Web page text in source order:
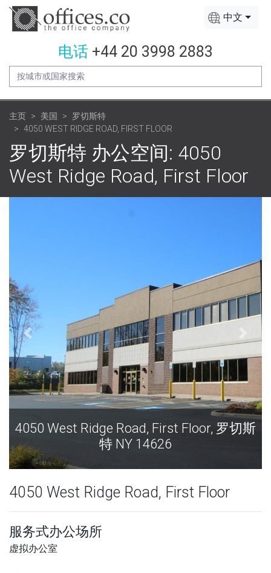
中文
电话 +44 20 3998 2883
主页 美国
罗切斯特
4050 WEST RIDGE ROAD, FIRST FLOOR
罗切斯特 办公空间: 4050
West Ridge Road, First Floor
4050 West Ridge Road, First Floor, 罗切斯
特 NY 14626
4050 West Ridge Road, First Floor
服务式办公场所
虚拟办公室